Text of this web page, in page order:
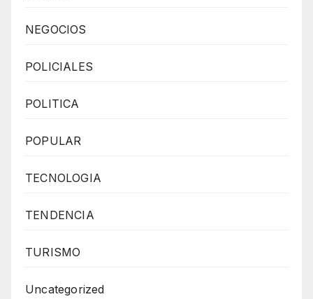
NEGOCIOS
POLICIALES
POLITICA
POPULAR
TECNOLOGIA
TENDENCIA
TURISMO
Uncategorized